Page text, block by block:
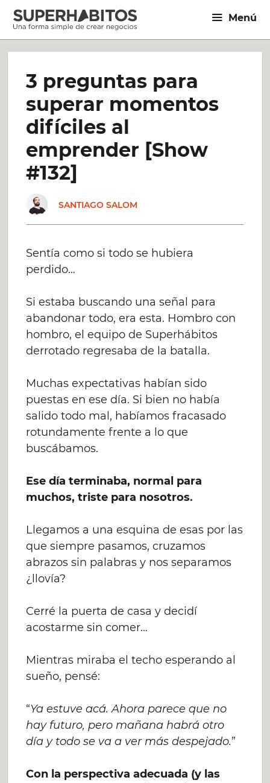
Saltar
contenido
Menú
3 preguntas para
superar momentos
difíciles al
emprender [Show
#132]
SANTIAGO SALOM
Sentía como si todo se hubiera
perdido…
Si estaba buscando una señal para
abandonar todo, era esta. Hombro con
hombro, el equipo de Superhábitos
derrotado regresaba de la batalla.
Muchas expectativas habían sido
puestas en ese día. Si bien no había
salido todo mal, habíamos fracasado
rotundamente frente a lo que
buscábamos.
Ese día terminaba, normal para
muchos, triste para nosotros.
Llegamos a una esquina de esas por las
que siempre pasamos, cruzamos
abrazos sin palabras y nos separamos
¿llovía?
Cerré la puerta de casa y decidí
acostarme sin comer…
Mientras miraba el techo esperando al
sueño, pensé:
“Ya estuve acá. Ahora parece que no
hay futuro, pero mañana habrá otro
día y todo se va a ver más despejado.”
Con la perspectiva adecuada (y las